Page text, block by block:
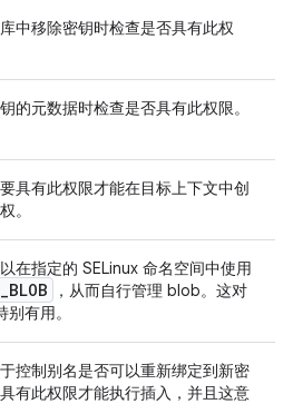
中移除密钥时检查是否具有此权
的元数据时检查是否具有此权限。
具有此权限才能在目标上下文中创
。
在指定的 SELinux 命名空间中使用
_BLOB
，从而自行管理 blob。这对
有用。
控制别名是否可以重新绑定到新密
有此权限才能执行插入，并且这意